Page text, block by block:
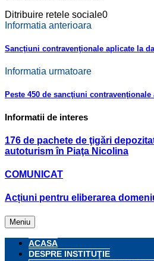
Ditribuire retele sociale0
Informatia anterioara
Sancţiuni contravenţionale aplicate la
Informatia urmatoare
Peste 450 de sancţiuni
Informatii de interes
176 de pachete de ţigări
autoturism în Piaţa Nicolina
COMUNICAT
Acțiuni pentru eliberarea
Meniu
ACASA
DESPRE INSTITUŢIE